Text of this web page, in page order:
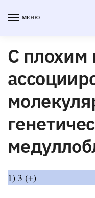
МЕНЮ
С плохим
1) 3 (+)